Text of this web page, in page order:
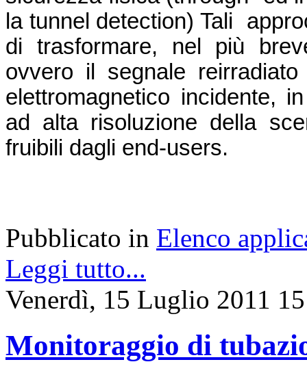
la tunnel detection) Tali
di trasformare, nel più
ovvero il segnale
elettromagnetico incidente,
ad alta risoluzione della
fruibili dagli end-users.
Pubblicato in Elenco
Leggi tutto...
Venerdì, 15 Luglio 2011
Monitoraggio di